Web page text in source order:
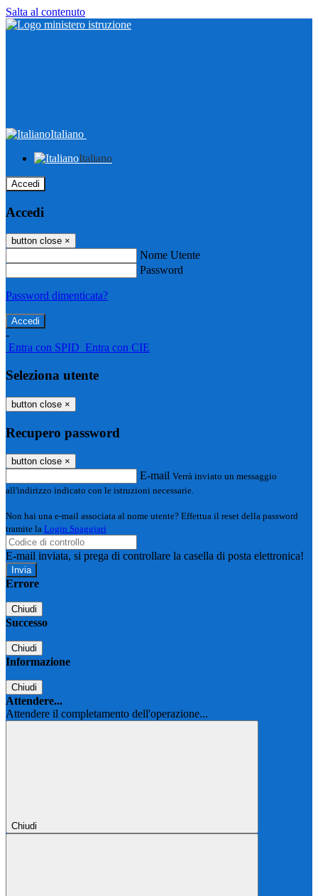
Salta al contenuto
Italiano
Italiano
Accedi
Accedi
button close ×
Nome Utente
Password
Password dimenticata?
-
Entra con SPID Entra con CIE
Seleziona utente
button close ×
Recupero password
button close ×
E-mail Verrà inviato un messaggio
all'indirizzo indicato con le istruzioni necessarie.
Non hai una e-mail associata al nome utente? Effettua il reset della password
tramite la Login Spaggiari
E-mail inviata, si prega di controllare la casella di posta elettronica!
Errore
Chiudi
Successo
Chiudi
Informazione
Chiudi
Attendere...
Attendere il completamento dell'operazione...
Chiudi